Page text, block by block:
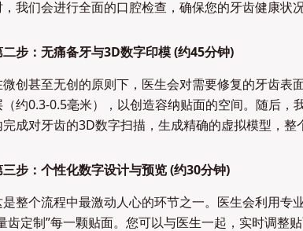
，我们会进行全面的口腔检查，确保您的牙齿健康状
二步：无痛备牙与3D数字印模 (约45分钟)
微创甚至无创的原则下，医生会对需要修复的牙齿表
（约0.3-0.5毫米），以创造容纳贴面的空间。随后，
完成对牙齿的3D数字扫描，生成精确的虚拟模型，整
三步：个性化数字设计与预览 (约30分钟)
是整个流程中最激动人心的环节之一。医生会利用专
齿定制”每一颗贴面。您可以与医生一起，实时调整